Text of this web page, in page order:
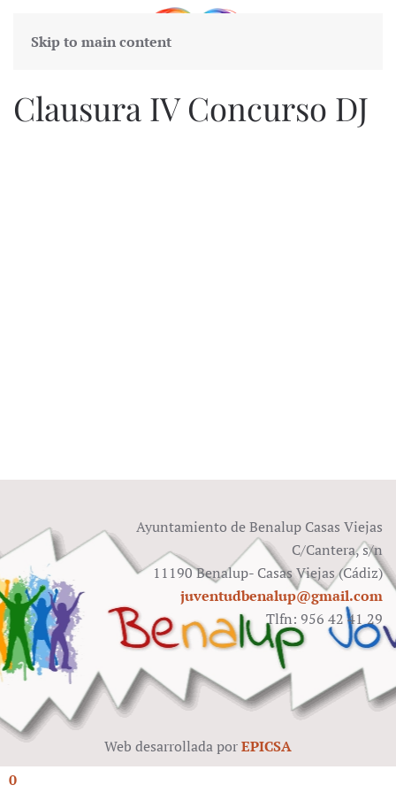
Skip to main content
Clausura IV Concurso DJ
0
Ayuntamiento de Benalup Casas Viejas
C/Cantera, s/n
11190 Benalup- Casas Viejas (Cádiz)
juventudbenalup@gmail.com
Tlfn: 956 42 41 29
Web desarrollada porEPICSA